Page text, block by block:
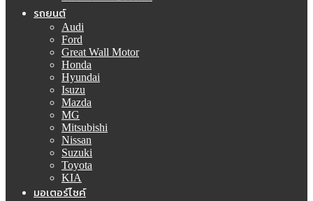
รถยนต์
Audi
Ford
Great Wall Motor
Honda
Hyundai
Isuzu
Mazda
MG
Mitsubishi
Nissan
Suzuki
Toyota
KIA
มอเตอร์ไซค์